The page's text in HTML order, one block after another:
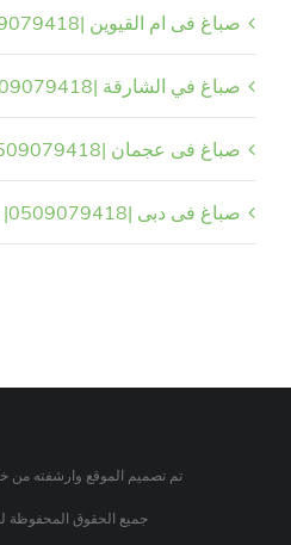
صباغ فى ام القيوين |0509079418| دهان رخيص
صباغ في الشارقة |0509079418| اجود انواع الصبغ
صباغ فى عجمان |0509079418| صباغ رخيص
صباغ فى دبى |0509079418| صباغ رخيص
تم تصميم الموقع وارشفته من
جميع الحقوق المحفوظة